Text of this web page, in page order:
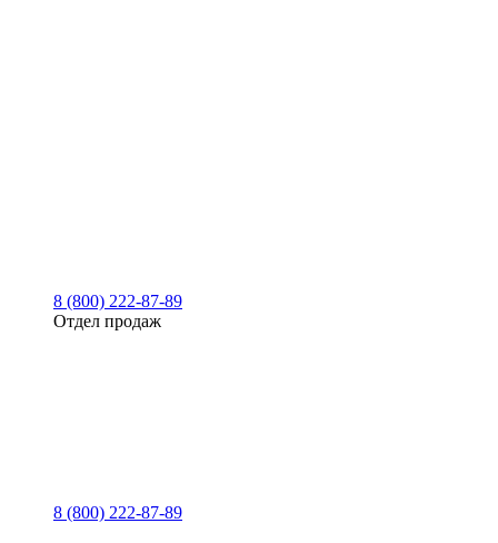
8 (800) 222-87-89
Отдел продаж
8 (800) 222-87-89